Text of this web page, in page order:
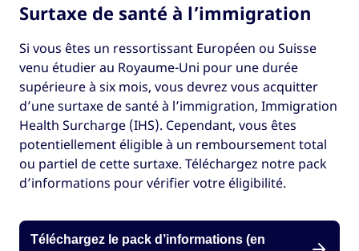
Surtaxe de santé à l’immigration
Si vous êtes un ressortissant Européen ou Suisse
venu étudier au Royaume-Uni pour une durée
supérieure à six mois, vous devrez vous acquitter
d’une surtaxe de santé à l’immigration, Immigration
Health Surcharge (IHS). Cependant, vous êtes
potentiellement éligible à un remboursement total
ou partiel de cette surtaxe. Téléchargez notre pack
d’informations pour vérifier votre éligibilité.
Téléchargez le pack d’informations (en